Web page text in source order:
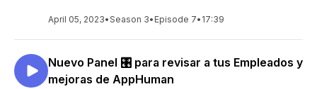
April 05, 2023•Season 3• Episode 7• 17:39
Nuevo Panel 🎛️ para revisar a tus Empleados y
mejoras de AppHuman